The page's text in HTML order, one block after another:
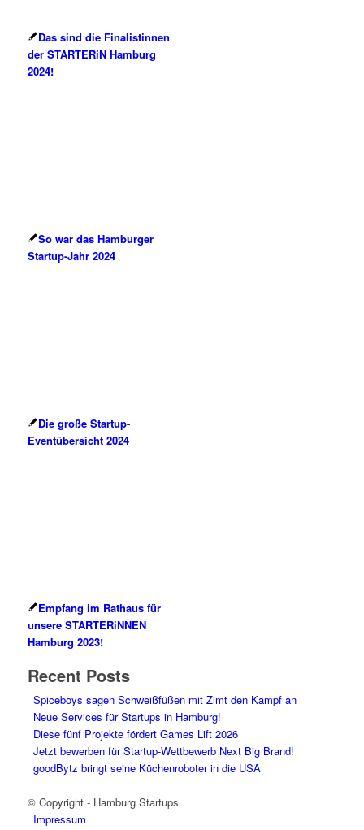
Das sind die Finalistinnen
der STARTERiN Hamburg
2024!
So war das Hamburger
Startup-Jahr 2024
Die große Startup-
Eventübersicht 2024
Empfang im Rathaus für
unsere STARTERiNNEN
Hamburg 2023!
Recent Posts
Spiceboys sagen Schweißfüßen mit Zimt den Kampf an
Neue Services für Startups in Hamburg!
Diese fünf Projekte fördert Games Lift 2026
Jetzt bewerben für Startup-Wettbewerb Next Big Brand!
goodBytz bringt seine Küchenroboter in die USA
© Copyright - Hamburg Startups
Impressum